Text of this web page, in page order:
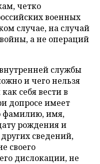
четко
военных
случае, на случай
а не операций
службы
и чего нельзя
себя вести в
допросе имеет
фамилию, имя,
рождения и
сведений,
своего
дислокации, не